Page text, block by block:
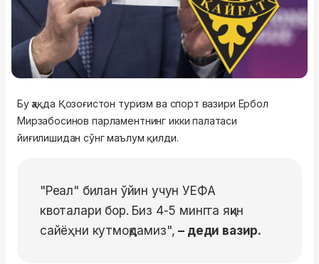
Бу ҳақда Қозоғистон туризм ва спорт вазири Ербол
Мирзабосинов парламентнинг икки палатаси
йиғилишидан сўнг маълум қилди.
"Реал" билан ўйин учун УEФА
квоталари бор. Биз 4-5 мингга яқин
сайёҳни кутмоқдамиз",– деди вазир.